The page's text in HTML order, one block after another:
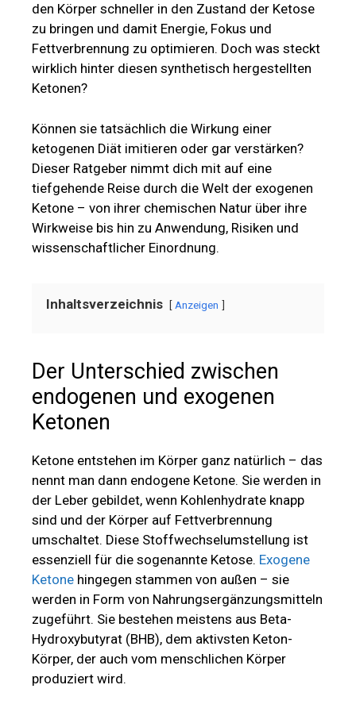
den Körper schneller in den Zustand der Ketose
zu bringen und damit Energie, Fokus und
Fettverbrennung zu optimieren. Doch was steckt
wirklich hinter diesen synthetisch hergestellten
Ketonen?
Können sie tatsächlich die Wirkung einer
ketogenen Diät imitieren oder gar verstärken?
Dieser Ratgeber nimmt dich mit auf eine
tiefgehende Reise durch die Welt der exogenen
Ketone – von ihrer chemischen Natur über ihre
Wirkweise bis hin zu Anwendung, Risiken und
wissenschaftlicher Einordnung.
Inhaltsverzeichnis Anzeigen
Der Unterschied zwischen
endogenen und exogenen
Ketonen
Ketone entstehen im Körper ganz natürlich – das
nennt man dann endogene Ketone. Sie werden in
der Leber gebildet, wenn Kohlenhydrate knapp
sind und der Körper auf Fettverbrennung
umschaltet. Diese Stoffwechselumstellung ist
essenziell für die sogenannte Ketose. Exogene
Ketone hingegen stammen von außen – sie
werden in Form von Nahrungsergänzungsmitteln
zugeführt. Sie bestehen meistens aus Beta-
Hydroxybutyrat (BHB), dem aktivsten Keton-
Körper, der auch vom menschlichen Körper
produziert wird.